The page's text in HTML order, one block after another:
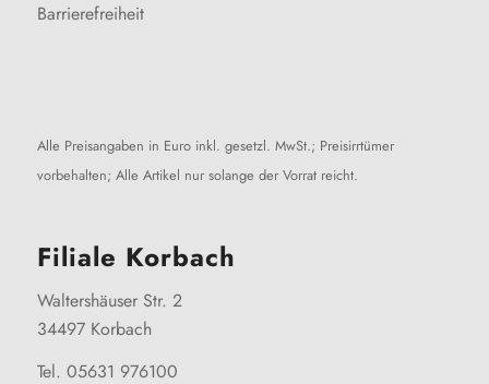
Barrierefreiheit
Alle Preisangaben in Euro inkl. gesetzl. MwSt.; Preisirrtümer
vorbehalten; Alle Artikel nur solange der Vorrat reicht.
Filiale Korbach
Waltershäuser Str. 2
34497 Korbach
Tel. 05631 976100